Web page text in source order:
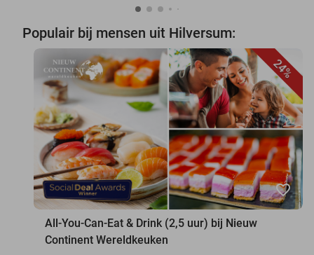
Populair bij mensen uit Hilversum:
24%
favorite_border
All-You-Can-Eat & Drink (2,5 uur) bij Nieuw
Continent Wereldkeuken